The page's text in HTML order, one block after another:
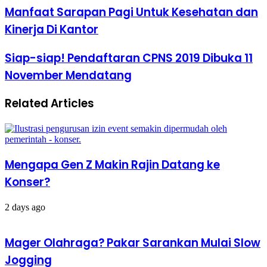
Manfaat
Sarapan
Pagi
Kesehatan
dan
Kinerja
Di
Manfaat Sarapan Pagi Untuk Kesehatan dan
Kinerja Di Kantor
Siap-
siap!
Pendaftaran
2019
Dibuka
November
Mendatang
Siap-siap! Pendaftaran CPNS 2019 Dibuka 11
November Mendatang
Related Articles
Mengapa Gen Z Makin Rajin Datang ke
Konser?
2 days ago
Mager Olahraga? Pakar Sarankan Mulai Slow
Jogging